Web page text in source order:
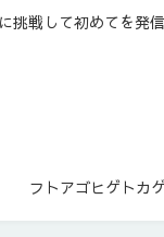
戦して初めてを発信
フトアゴヒゲトカゲ